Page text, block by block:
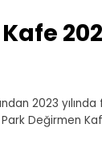
2023
Değirmen